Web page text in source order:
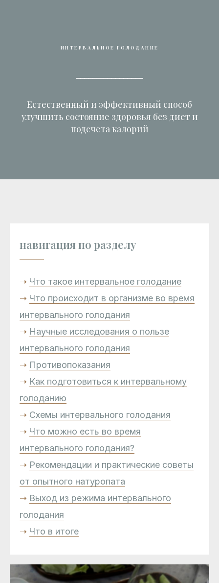
ИНТЕРВАЛЬНОЕ ГОЛОДАНИЕ
Естественный и эффективный способ
улучшить состояние здоровья без диет и
подсчета калорий
навигация по разделу
➝ Что такое интервальное голодание
➝ Что происходит в организме во время
интервального голодания
➝ Научные исследования о пользе
интервального голодания
➝ Противопоказания
➝ Как подготовиться к интервальному
голоданию
➝ Схемы интервального голодания
➝ Что можно есть во время
интервального голодания?
➝ Рекомендации и практические советы
от опытного натуропата
➝ Выход из режима интервального
голодания
➝ Что в итоге